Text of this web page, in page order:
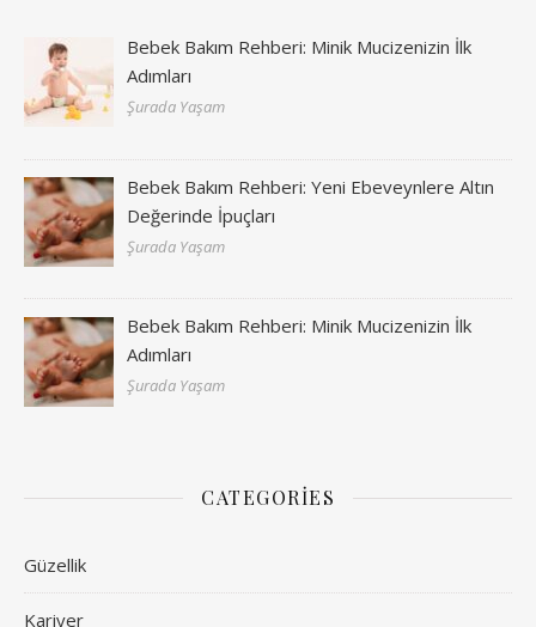
Bebek Bakım Rehberi: Minik Mucizenizin İlk
Adımları
Şurada Yaşam
Bebek Bakım Rehberi: Yeni Ebeveynlere Altın
Değerinde İpuçları
Şurada Yaşam
Bebek Bakım Rehberi: Minik Mucizenizin İlk
Adımları
Şurada Yaşam
CATEGORIES
Güzellik
Kariyer